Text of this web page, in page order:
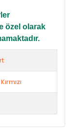
özel olarak